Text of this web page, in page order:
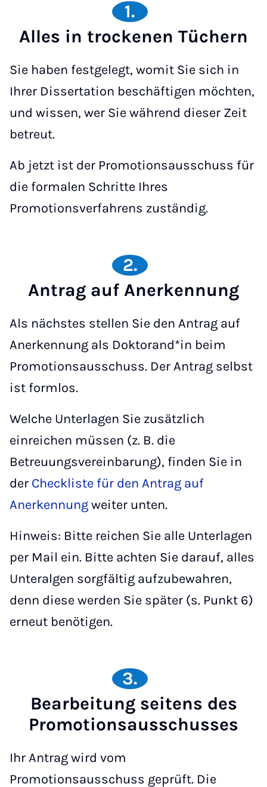
1.
Alles in trockenen Tüchern
Sie haben festgelegt, womit Sie sich in
Ihrer Dissertation beschäftigen möchten,
und wissen, wer Sie während dieser Zeit
betreut.
Ab jetzt ist der Promotionsausschuss für
die formalen Schritte Ihres
Promotionsverfahrens zuständig.
2.
Antrag auf Anerkennung
Als nächstes stellen Sie den Antrag auf
Anerkennung als Doktorand*in beim
Promotionsausschuss. Der Antrag selbst
ist formlos.
Welche Unterlagen Sie zusätzlich
einreichen müssen (z. B. die
Betreuungsvereinbarung), finden Sie in
der Checkliste für den Antrag auf
Anerkennungweiter unten.
Hinweis: Bitte reichen Sie alle Unterlagen
per Mail ein. Bitte achten Sie darauf, alles
Unteralgen sorgfältig aufzubewahren,
denn diese werden Sie später (s. Punkt 6)
erneut benötigen.
3.
Bearbeitung seitens des
Promotionsausschusses
Ihr Antrag wird vom
Promotionsausschuss geprüft. Die